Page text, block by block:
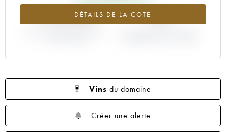
1949 1947 1946
DÉTAILS DE LA COTE
+733.08% +4%
Vins du domaine
Créer une alerte